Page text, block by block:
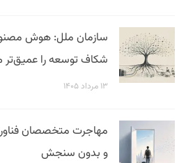
سازمان ملل: هوش
شکاف توسعه را عمیق‌تر
۱۳ مرداد ۱۴۰۵
مهاجرت متخصصان
و بدون سنجش